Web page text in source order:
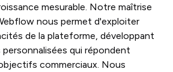
mesurable. Notre maîtrise
nous permet d'exploiter
de la plateforme, développant
qui répondent
commerciaux. Nous